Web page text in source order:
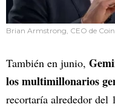
Brian Armstrong, CEO de
También en junio,
los multimillonarios
recortaría alrededor del